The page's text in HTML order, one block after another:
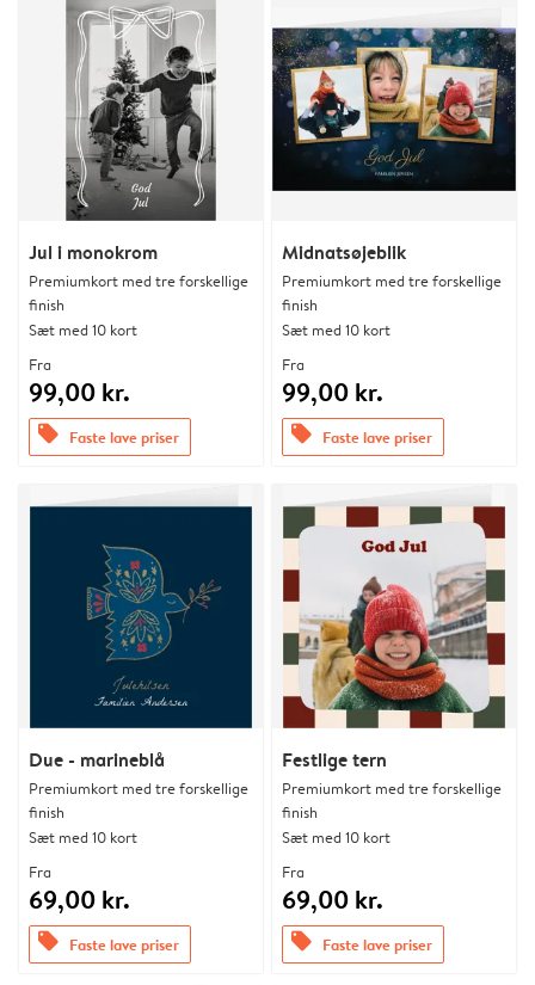
Jul i monokrom
Premiumkort med tre forskellige
finish
Sæt med 10 kort
Fra
99,00 kr.
offers Faste lave priser
Midnatsøjeblik
Premiumkort med tre forskellige
finish
Sæt med 10 kort
Fra
99,00 kr.
offers Faste lave priser
Due - marineblå
Premiumkort med tre forskellige
finish
Sæt med 10 kort
Fra
69,00 kr.
offers Faste lave priser
Festlige tern
Premiumkort med tre forskellige
finish
Sæt med 10 kort
Fra
69,00 kr.
offers Faste lave priser